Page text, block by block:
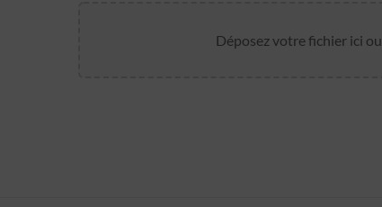
Déposez votre fichier ici ou